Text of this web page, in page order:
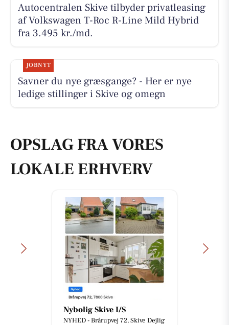
Autocentralen Skive tilbyder privatleasing
af Volkswagen T-Roc R-Line Mild Hybrid
fra 3.495 kr./md.
JOBNYT
Savner du nye græsgange? - Her er nye
ledige stillinger i Skive og omegn
OPSLAG FRA VORES
LOKALE ERHVERV
Nybolig Skive I/S
NYHED - Brårupvej 72, Skive Dejlig